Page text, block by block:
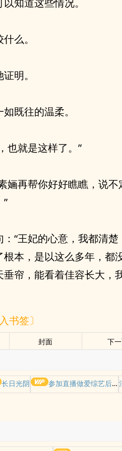
知道这些情况。
么。
明。
既往的温柔。
也就是这样了。”
婳再帮你好好瞧瞧，说不
“王妃的心意，我都清楚
本，是以这么多年，都
帘，能看着佳容长大，
书签〕
封面 下
长日光阴 参加直播做爱综艺后我火了(NPH)